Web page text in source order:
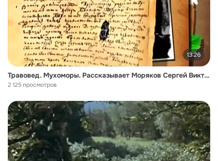
13:26
Травовед. Мухоморы. Рассказывает Моряков Сергей Викторович
2 125 просмотров